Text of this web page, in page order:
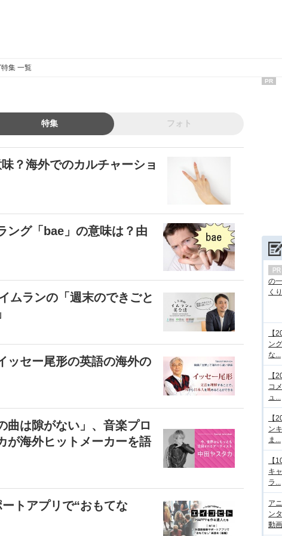
集 一覧
特集 フォト
？海外でのカルチャーショ
ング「bae」の意味は？由
ムランの「週末のできごと
ッセー尾形の英語の海外の
曲は隙がない」、音楽プロ
が海外ヒットメーカーを語
ートアプリで“おもてな
PR
の
く
【
ン
な...
【
コ
ュ...
【
ン
ま...
【
キ
ラ...
ア
ン
動